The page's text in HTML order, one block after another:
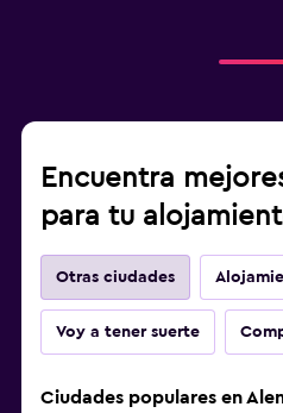
Encuentra
para tu
Otras ciudades
Voy a tener suerte
Ciudades populares en